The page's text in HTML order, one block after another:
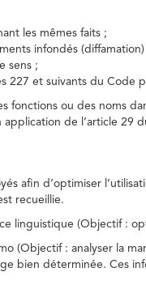
les mêmes faits ;
infondés (diffamation)
sens ;
227 et suivants du Code
fonctions ou des noms
de l’article 29
afin d’optimiser
recueillie.
linguistique (Objectif :
(Objectif : analyser la
bien déterminée. Ces